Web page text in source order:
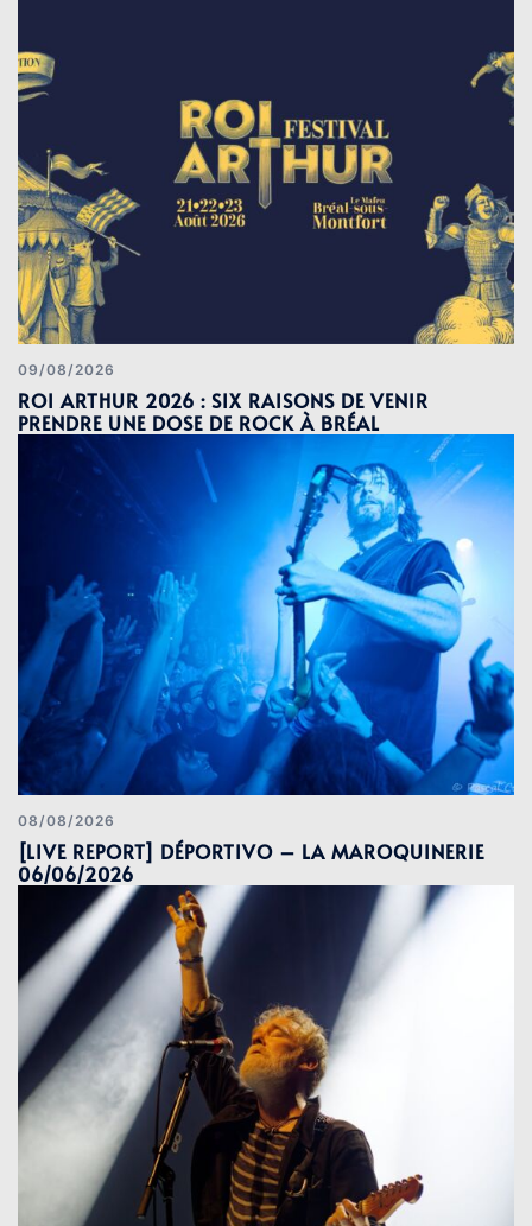
09/08/2026
ROI ARTHUR 2026 : SIX RAISONS DE VENIR
PRENDRE UNE DOSE DE ROCK À BRÉAL
08/08/2026
[LIVE REPORT] DÉPORTIVO – LA MAROQUINERIE
06/06/2026